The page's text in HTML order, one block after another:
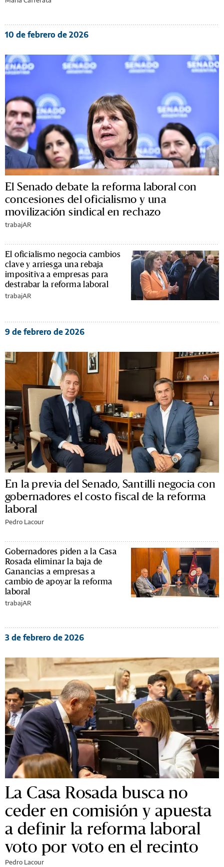
10 de febrero de 2026
El Senado debate la reforma laboral con
concesiones del oficialismo y una
movilización sindical en rechazo
trabajAR
El oficialismo negocia cambios
clave y arriesga una rebaja
impositiva a empresas para
destrabar la reforma laboral
trabajAR
9 de febrero de 2026
En la previa del Senado, Santilli negocia con
gobernadores el costo fiscal de la reforma
laboral
Pedro Lacour
Gobernadores piden a la Casa
Rosada eliminar la baja de
Ganancias a empresas a
cambio de apoyar la reforma
laboral
trabajAR
3 de febrero de 2026
La Casa Rosada busca no
ceder en comisión y apuesta
a definir la reforma laboral
voto por voto en el recinto
Pedro Lacour